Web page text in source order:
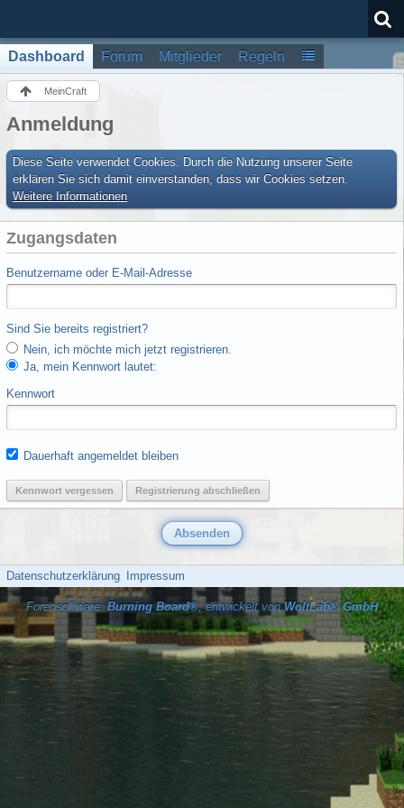
Dashboard Forum Mitglieder Regeln
MeinCraft
Anmeldung
Diese Seite verwendet Cookies. Durch die Nutzung unserer Seite
erklären Sie sich damit einverstanden, dass wir Cookies setzen.
Weitere Informationen
Zugangsdaten
Benutzername oder E-Mail-Adresse
Sind Sie bereits registriert?
Nein, ich möchte mich jetzt registrieren.
Ja, mein Kennwort lautet:
Kennwort
Dauerhaft angemeldet bleiben
Kennwort vergessen Registrierung abschließen
Datenschutzerklärung Impressum
Forensoftware: Burning Board®, entwickelt vonWoltLab® GmbH